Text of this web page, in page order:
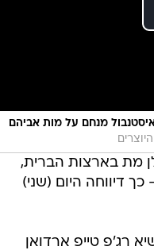
מנחם על מות אביהם
מת בארצות הברית,
דיווחה היום (שני)
רג'פ טייפ ארדואן